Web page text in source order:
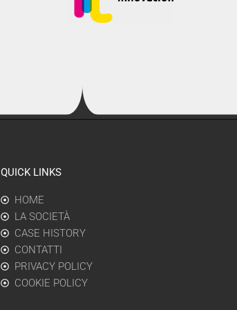
QUICK LINKS
HOME
LA SOCIETÀ
CASE HISTORY
CONTATTI
PRIVACY POLICY
COOKIE POLICY